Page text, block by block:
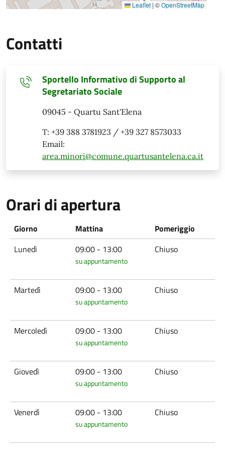
Leaflet | ©OpenStreetMap
Contatti
Sportello Informativo di Supporto al
Segretariato Sociale
09045 - Quartu Sant'Elena
T: +39 388 3781923 / +39 327 8573033
Email:
area.minori@comune.quartusantelena.ca.it
Orari di apertura
Giorno Mattina
Pomeriggio
Lunedì
09:00 - 13:00
su appuntamento
Chiuso
Martedì 09:00 - 13:00
su appuntamento
Chiuso
Mercoledì 09:00 - 13:00
su appuntamento
Chiuso
Giovedì 09:00 - 13:00
su appuntamento
Chiuso
Venerdì 09:00 - 13:00
su appuntamento
Chiuso